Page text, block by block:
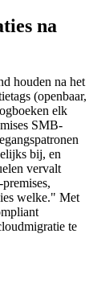
na
houden na het
(openbaar,
elk
SMB-
bij, en
vervalt
welke." Met
te